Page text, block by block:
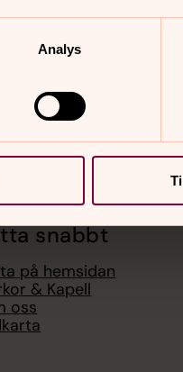
Analys
snabbt
på hemsidan
& Kapell
oss